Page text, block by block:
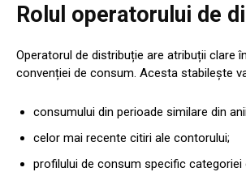
Rolul operatorului de
Operatorul de distribuție are atribuții clare
convenției de consum. Acesta stabilește
consumului din perioade similare din
celor mai recente citiri ale contorului;
profilului de consum specific categoriei